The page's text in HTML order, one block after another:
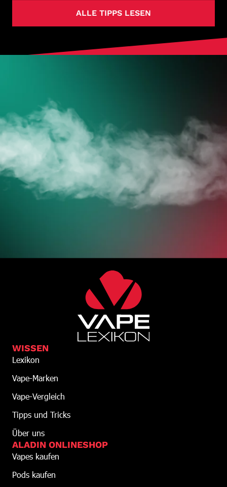
ALLE TIPPS LESEN
DEINE VAPES
JETZT ZUM ONLINESHOP
WISSEN
Lexikon
Vape-Marken
Vape-Vergleich
Tipps und Tricks
Über uns
ALADIN ONLINESHOP
Vapes kaufen
Pods kaufen